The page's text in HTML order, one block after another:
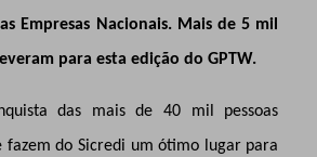
Empresas Nacionais. Mais de 5 mil
para esta edição do GPTW.
das mais de 40 mil pessoas
fazem do Sicredi um ótimo lugar para